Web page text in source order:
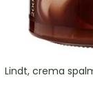
Lindt, crema